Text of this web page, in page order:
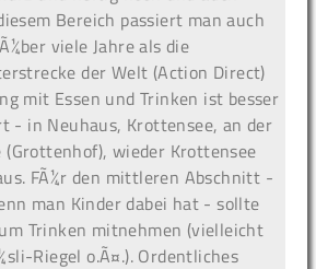
Bereich passiert man auch
viele Jahre als die
der Welt (Action Direct)
mit Essen und Trinken ist besser
- in Neuhaus, Krottensee, an der
wieder Krottensee
FÃ¼r den mittleren Abschnitt -
man Kinder dabei hat - sollte
Trinken mitnehmen (vielleicht
Riegel o.Ã¤.). Ordentliches